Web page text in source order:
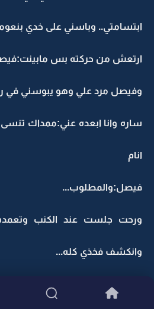
ابتسامتي.. وباسني على خدي
ارتعش من حركته بس
وفيصل مرد علي وهو يبوسني في
ساره وانا ابعده عني:ممداك
انام
فيصل:والمطلوب...
ورحت جلست عند الكنب
وانكشف فخذي كله...